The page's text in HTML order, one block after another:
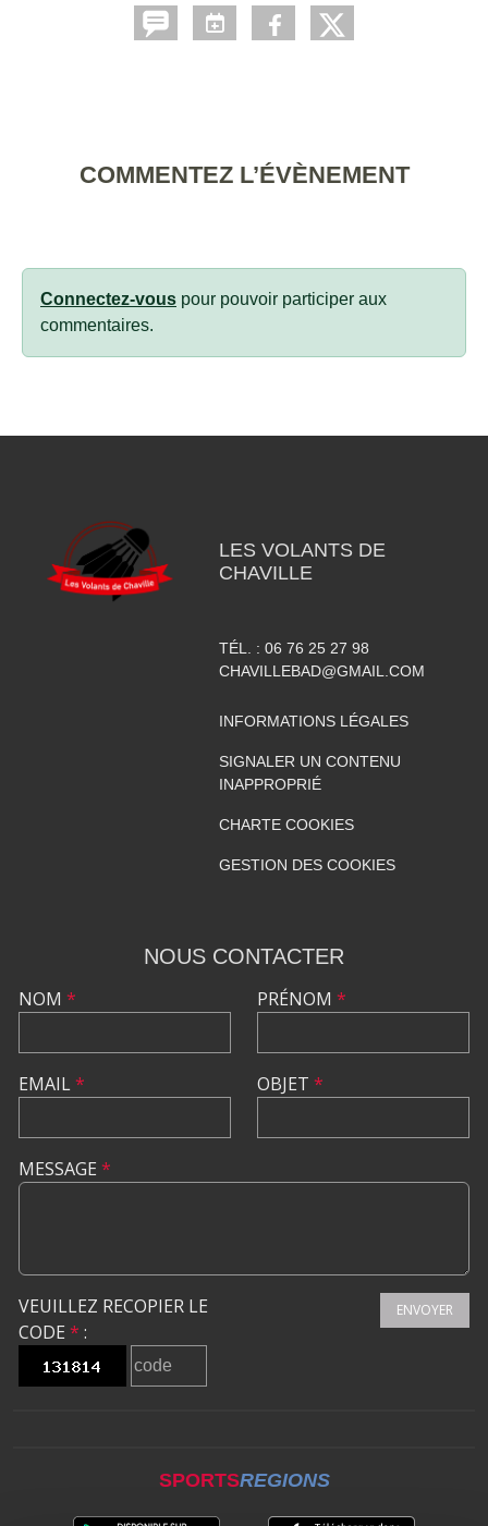
COMMENTEZ L’ÉVÈNEMENT
Connectez-vous pour pouvoir participer aux
commentaires.
LES VOLANTS DE
CHAVILLE
TÉL. : 06 76 25 27 98
CHAVILLEBAD@GMAIL.COM
INFORMATIONS LÉGALES
SIGNALER UN CONTENU
INAPPROPRIÉ
CHARTE COOKIES
GESTION DES COOKIES
NOUS CONTACTER
NOM *
EMAIL*
PRÉNOM *
OBJET *
MESSAGE *
VEUILLEZ RECOPIER LE
CODE * :
ENVOYER
SPORTSREGIONS